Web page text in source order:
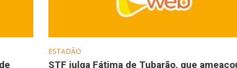
ESTADÃO
STF julga Fátima de Tubarão, que